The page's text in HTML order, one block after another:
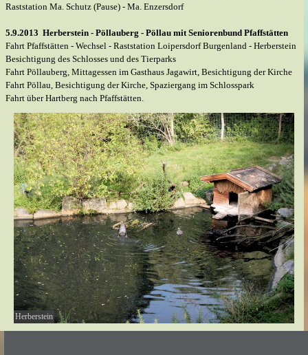
Raststation Ma. Schutz (Pause) - Ma. Enzersdorf
5.9.2013 Herberstein - Pöllauberg - Pöllau mit Seniorenbund Pfaffstätten
Fahrt Pfaffstätten - Wechsel - Raststation Loipersdorf Burgenland - Herberstein
Besichtigung des Schlosses und des Tierparks
Fahrt Pöllauberg, Mittagessen im Gasthaus Jagawirt, Besichtigung der Kirche
Fahrt Pöllau, Besichtigung der Kirche, Spaziergang im Schlosspark
Fahrt über Hartberg nach Pfaffstätten.
Herberstein